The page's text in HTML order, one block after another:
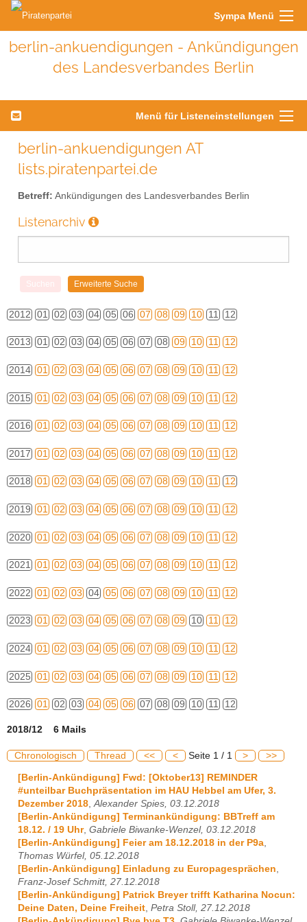
Sympa Menü
berlin-ankuendigungen - Ankündigungen
des Landesverbandes Berlin
Menü für Listeneinstellungen
berlin-ankuendigungen AT
lists.piratenpartei.de
Betreff: Ankündigungen des Landesverbandes Berlin
Listenarchiv
2012 01 02 03 04 05 06 07 08 09 10 11 12
2013 01 02 03 04 05 06 07 08 09 10 11 12
2014 01 02 03 04 05 06 07 08 09 10 11 12
2015 01 02 03 04 05 06 07 08 09 10 11 12
2016 01 02 03 04 05 06 07 08 09 10 11 12
2017 01 02 03 04 05 06 07 08 09 10 11 12
2018 01 02 03 04 05 06 07 08 09 10 11 12
2019 01 02 03 04 05 06 07 08 09 10 11 12
2020 01 02 03 04 05 06 07 08 09 10 11 12
2021 01 02 03 04 05 06 07 08 09 10 11 12
2022 01 02 03 04 05 06 07 08 09 10 11 12
2023 01 02 03 04 05 06 07 08 09 10 11 12
2024 01 02 03 04 05 06 07 08 09 10 11 12
2025 01 02 03 04 05 06 07 08 09 10 11 12
2026 01 02 03 04 05 06 07 08 09 10 11 12
2018/12 6 Mails
Chronologisch Thread << < Seite 1 / 1 > >>
[Berlin-Ankündigung] Fwd: [Oktober13] REMINDER
#unteilbar Buchpräsentation im HAU Hebbel am Ufer, 3.
Dezember 2018,Alexander Spies, 03.12.2018
[Berlin-Ankündigung] Terminankündigung: BBTreff am
18.12. / 19 Uhr, Gabriele Biwanke-Wenzel, 03.12.2018
[Berlin-Ankündigung] Feier am 18.12.2018 in der P9a,
Thomas Würfel, 05.12.2018
[Berlin-Ankündigung] Einladung zu Europagesprächen,
Franz-Josef Schmitt, 27.12.2018
[Berlin-Ankündigung] Patrick Breyer trifft Katharina Nocun:
Deine Daten, Deine Freiheit, Petra Stoll, 27.12.2018